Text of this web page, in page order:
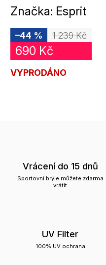
Značka: Esprit
1 239 Kč
–44 %
690 Kč
VYPRODÁNO
Vrácení do 15 dnů
Sportovní brýle můžete zdarma
vrátit
UV Filter
100% UV ochrana